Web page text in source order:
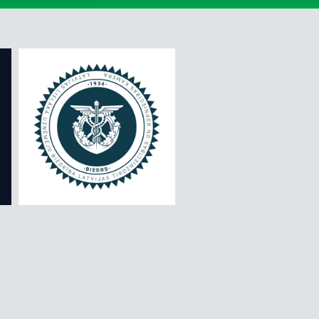
ĪPAŠĀ CENA
IZBAUDI EIROPU
IZZINOŠIE VELOPĀRGĀJIENI
KALNI LIELI, MAZI UN PĀRGĀJIENI
KRUĪZI
RĪGAS EKSKURSIJAS